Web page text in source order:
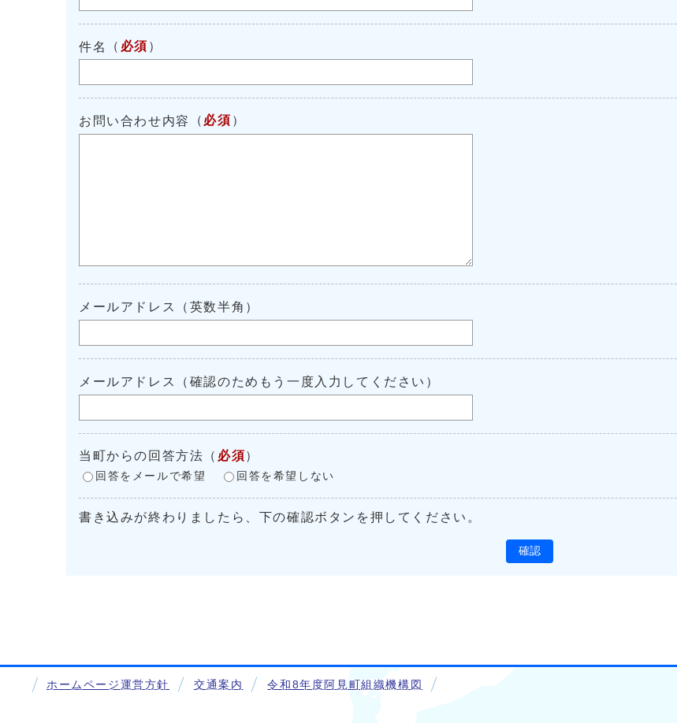
件名 （ 必須 ）
お問い合わせ内容 （ 必須 ）
メールアドレス（英数半角）
メールアドレス（確認のためもう一度入力してください）
当町からの回答方法 （ 必須）
回答をメールで希望 回答を希望しない
書き込みが終わりましたら、下の確認ボタンを押してください。
確認
ホームページ運営方針 交通案内 令和8年度阿見町組織機構図